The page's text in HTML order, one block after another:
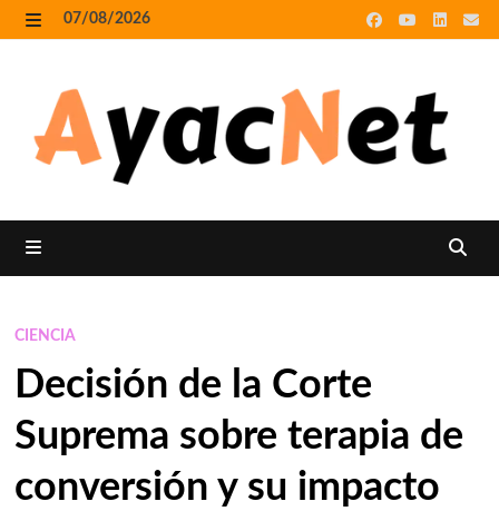
Skip
to
07/08/2026
CIENCIA
Decisión de la Corte
Suprema sobre terapia de
conversión y su impacto